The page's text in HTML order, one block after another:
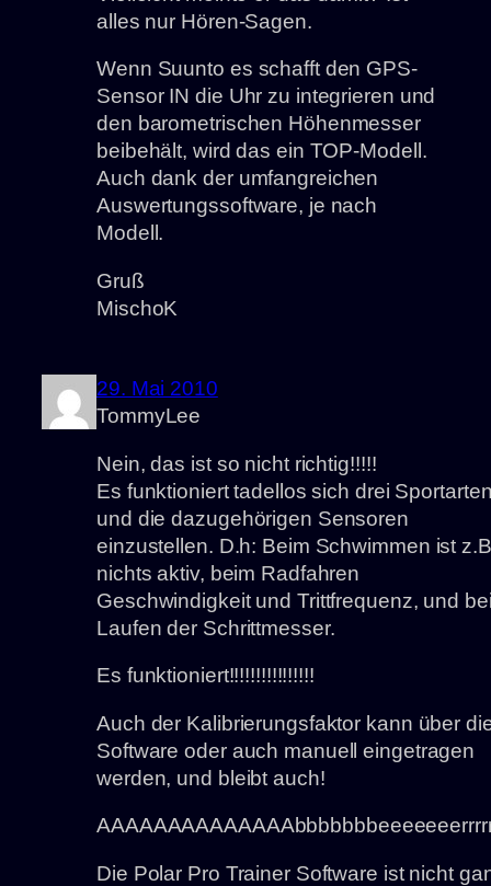
alles nur Hören-Sagen.
Wenn Suunto es schafft den GPS-
Sensor IN die Uhr zu integrieren und
den barometrischen Höhenmesser
beibehält, wird das ein TOP-Modell.
Auch dank der umfangreichen
Auswertungssoftware, je nach
Modell.
Gruß
MischoK
29. Mai 2010
TommyLee
Nein, das ist so nicht richtig!!!!!
Es funktioniert tadellos sich drei
und die dazugehörigen Sensoren
einzustellen. D.h: Beim Schwimmen ist
nichts aktiv, beim Radfahren
Geschwindigkeit und Trittfrequenz, und
Laufen der Schrittmesser.
Es funktioniert!!!!!!!!!!!!!!!!
Auch der Kalibrierungsfaktor kann über
Software oder auch manuell eingetragen
werden, und bleibt auch!
Die Polar Pro Trainer Software ist nicht